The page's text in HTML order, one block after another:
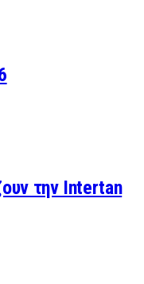
την Intertan